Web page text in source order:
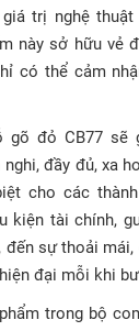
trị nghệ
này sở hữu vẻ
có thể cảm
gõ đỏ CB77 sẽ
đầy đủ, xa
cho các
kiện tài chính,
sự thoải
đại mỗi khi
trong bộ